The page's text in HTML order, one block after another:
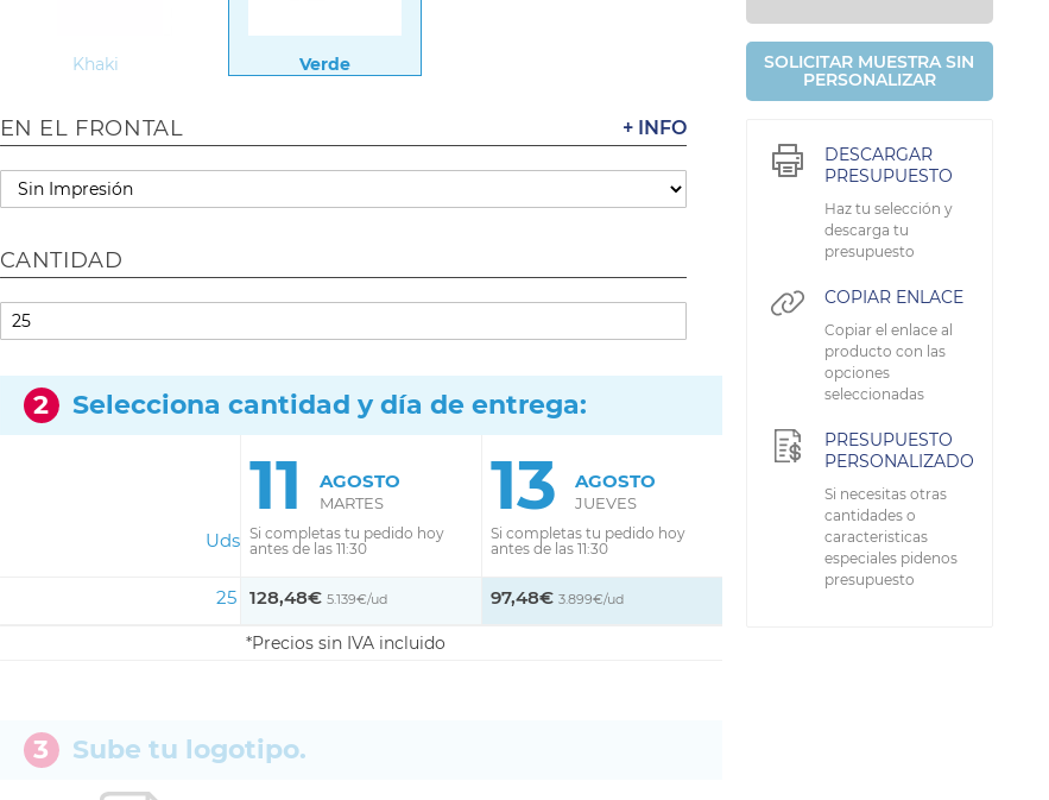
Khaki Verde
+ INFO
EN EL FRONTAL
CANTIDAD
2 Selecciona cantidad y día de entrega:
Uds
11 AGOSTO
MARTES
Si completas tu pedido hoy
antes de las 11:30
13 AGOSTO
JUEVES
Si completas tu pedido hoy
antes de las 11:30
25 128,48€ 5.139€/ud 97,48€ 3.899€/ud
Precios sin IVA incluido
3 Sube tu logotipo.
SOLICITAR MUESTRA SIN
PERSONALIZAR
DESCARGAR
PRESUPUESTO
Haz tu selección y
descarga tu
presupuesto
COPIAR ENLACE
Copiar el enlace al
producto con las
opciones
seleccionadas
PRESUPUESTO
PERSONALIZADO
Si necesitas otras
cantidades o
caracteristicas
especiales pidenos
presupuesto